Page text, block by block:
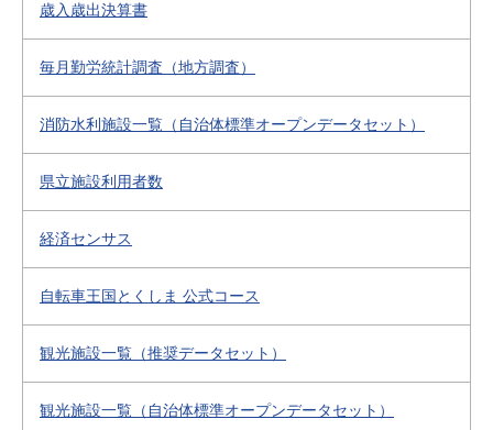
歳入歳出決算書
毎月勤労統計調査（地方調査）
消防水利施設一覧（自治体標準オープンデータセット）
県立施設利用者数
経済センサス
自転車王国とくしま 公式コース
観光施設一覧（推奨データセット）
観光施設一覧（自治体標準オープンデータセット）